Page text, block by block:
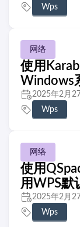
Wps
网络
使用
Windows
2025年2月
Wps
网络
使用
用WPS默
2025年2月
Wps